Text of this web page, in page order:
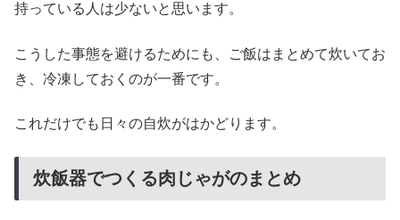
持っている人は少ないと思います。
こうした事態を避けるためにも、ご飯はまとめて炊いてお
き、冷凍しておくのが一番です。
これだけでも日々の自炊がはかどります。
炊飯器でつくる肉じゃがのまとめ